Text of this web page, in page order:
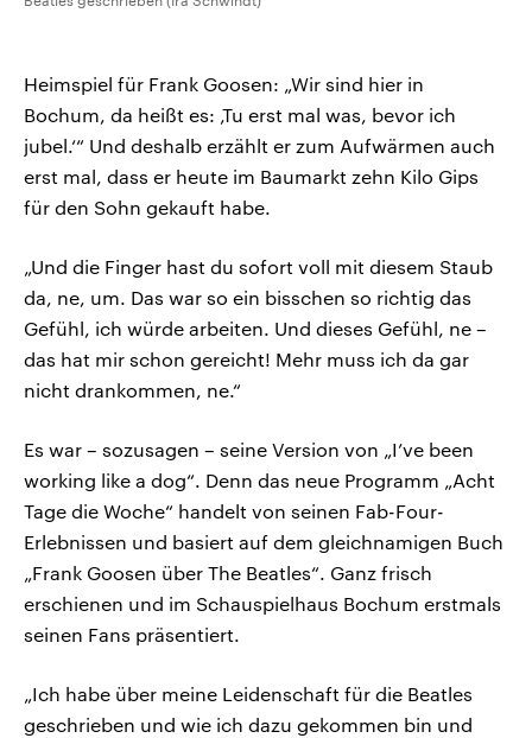
Heimspiel für Frank Goosen: „Wir sind hier in
Bochum, da heißt es: ‚Tu erst mal was, bevor ich
jubel.‘“ Und deshalb erzählt er zum Aufwärmen auch
erst mal, dass er heute im Baumarkt zehn Kilo Gips
für den Sohn gekauft habe.
„Und die Finger hast du sofort voll mit diesem Staub
da, ne, um. Das war so ein bisschen so richtig das
Gefühl, ich würde arbeiten. Und dieses Gefühl, ne –
das hat mir schon gereicht! Mehr muss ich da gar
nicht drankommen, ne.“
Es war – sozusagen – seine Version von „I’ve been
working like a dog“. Denn das neue Programm „Acht
Tage die Woche“ handelt von seinen Fab-Four-
Erlebnissen und basiert auf dem gleichnamigen Buch
„Frank Goosen über The Beatles“. Ganz frisch
erschienen und im Schauspielhaus Bochum erstmals
seinen Fans präsentiert.
„Ich habe über meine Leidenschaft für die Beatles
geschrieben und wie ich dazu gekommen bin und